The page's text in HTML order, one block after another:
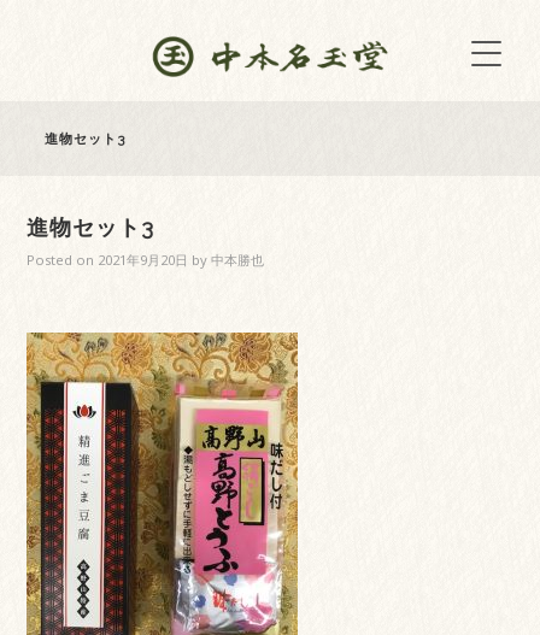
進物セット3
進物セット3
Posted on 2021年9月20日 by中本勝也